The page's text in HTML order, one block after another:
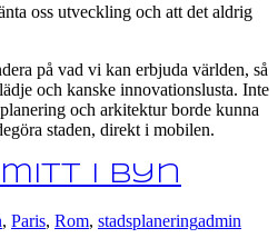
oss utveckling och att det aldrig
på vad vi kan erbjuda världen, så
och kanske innovationslusta. Inte
och arkitektur borde kunna
staden, direkt i mobilen.
mitt i byn
, Paris, Rom, stadsplaneringadmin